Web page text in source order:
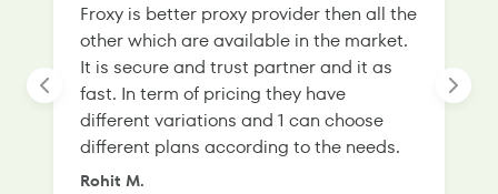
Froxy is better proxy provider then all the
other which are available in the market.
It is secure and trust partner and it as
fast. In term of pricing they have
different variations and 1 can choose
different plans according to the needs.
Rohit M.